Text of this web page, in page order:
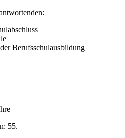
Berufsschulausbildung
55.